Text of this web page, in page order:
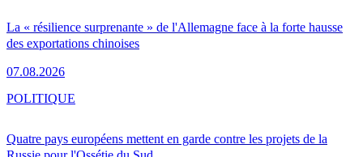
La « résilience surprenante » de l'Allemagne face à la forte hausse
des exportations chinoises
07.08.2026
Quatre pays européens mettent en garde contre les projets de la
POLITIQUE